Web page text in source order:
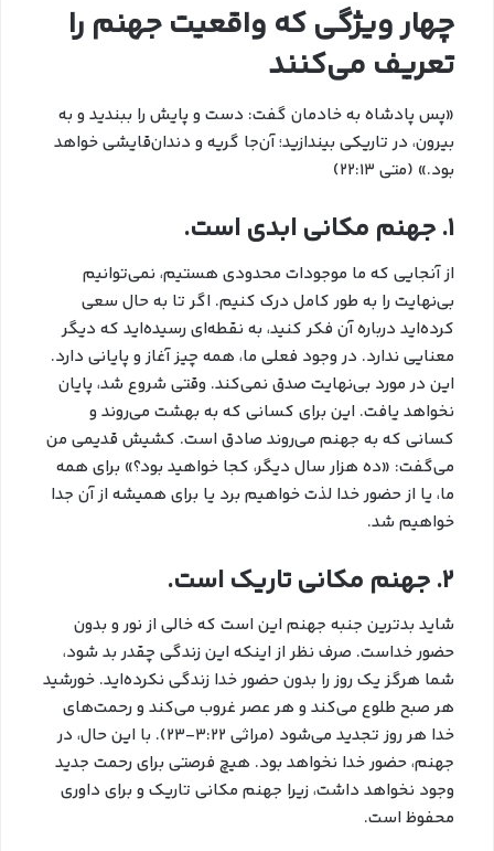
چهار ویژگی که واقعیت جهنم را
تعریف می‌کنند
«پس پادشاه به خادمان گفت: دست و پایش را ببندید و به
بیرون، در تاریکی بیندازید؛ آن‌جا گریه و دندان‌قايشي خواهد
بود.» (متی ۲۲:۱۳)
1. جهنم مکانی ابدی است.
از آنجایی که ما موجودات محدودی هستیم، نمی‌توانیم
بی‌نهایت را به طور کامل درک کنیم. اگر تا به حال سعی
کرده‌اید درباره آن فکر کنید، به نقطه‌ای رسیده‌اید که دیگر
معنایی ندارد. در وجود فعلی ما، همه چیز آغاز و پایانی دارد.
این در مورد بی‌نهایت صدق نمی‌کند. وقتی شروع شد، پایان
نخواهد یافت. این برای کسانی که به بهشت می‌روند و
کسانی که به جهنم می‌روند صادق است. کشیش قدیمی من
می‌گفت: «ده هزار سال دیگر، کجا خواهید بود؟» برای همه
ما، یا از حضور خدا لذت خواهیم برد یا برای همیشه از آن جدا
خواهیم شد.
2. جهنم مکانی تاریک است.
شاید بدترین جنبه جهنم این است که خالی از نور و بدون
حضور خداست. صرف نظر از اینکه این زندگی چقدر بد شود،
شما هرگز یک روز را بدون حضور خدا زندگی نکرده‌اید. خورشید
هر صبح طلوع می‌کند و هر عصر غروب می‌کند و رحمت‌های
خدا هر روز تجدید می‌شود (مراثی ۳:۲۲-۲۳). با این حال، در
جهنم، حضور خدا نخواهد بود. هیچ فرصتی برای رحمت جدید
وجود نخواهد داشت، زیرا جهنم مکانی تاریک و برای داوری
محفوظ است.